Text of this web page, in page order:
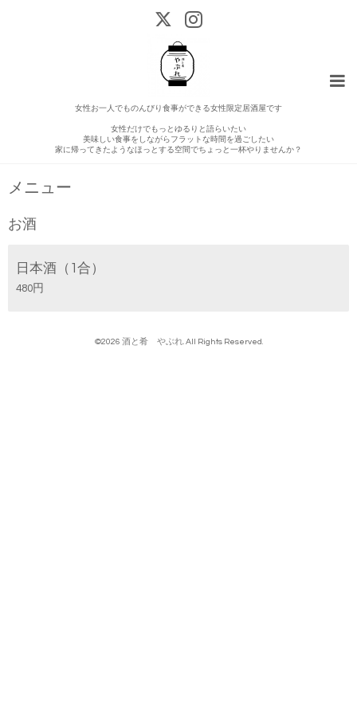
女性お一人でものんびり食事ができる女性限定居酒屋です
女性だけでもっとゆるりと語らいたい
美味しい食事をしながらフラットな時間を過ごしたい
家に帰ってきたようなほっとする空間でちょっと一杯やりませんか？
メニュー
お酒
日本酒（1合）
480円
©2026 酒と肴 やぶれ. All Rights Reserved.